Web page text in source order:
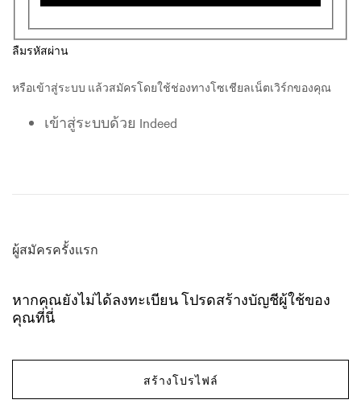
ลืมรหัสผ่าน
หรือเข้าสู่ระบบ แล้วสมัครโดยใช้ช่องทางโซเชียลเน็ตเวิร์กของคุณ
เข้าสู่ระบบด้วย Indeed
ผู้สมัครครั้งแรก
หากคุณยังไม่ได้ลงทะเบียน โปรดสร้างบัญชีผู้ใช้ของ
คุณที่นี่
สร้างโปรไฟล์